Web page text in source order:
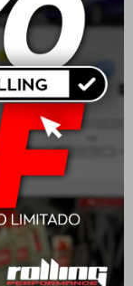
R16 102H
Workhorse AT